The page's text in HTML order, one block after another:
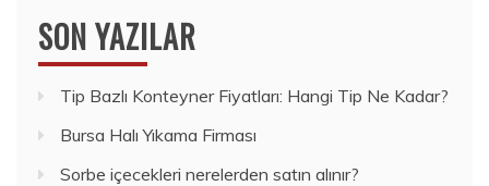
SON YAZILAR
Tip Bazlı Konteyner Fiyatları: Hangi Tip Ne Kadar?
Bursa Halı Yıkama Firması
Sorbe içecekleri nerelerden satın alınır?